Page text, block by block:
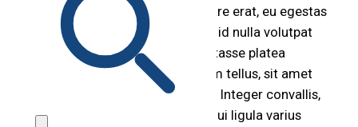
neque. Vivamus interdum ornare erat, eu egestas
risus eleifend a. Donec a lacus id nulla volutpat
gravida ac sed dui. In hac habitasse platea
dictumst. Nulla sagittis aliquam tellus, sit amet
facilisis metus imperdiet vitae. Integer convallis,
purus vitae lacinia bibendum, dui ligula varius